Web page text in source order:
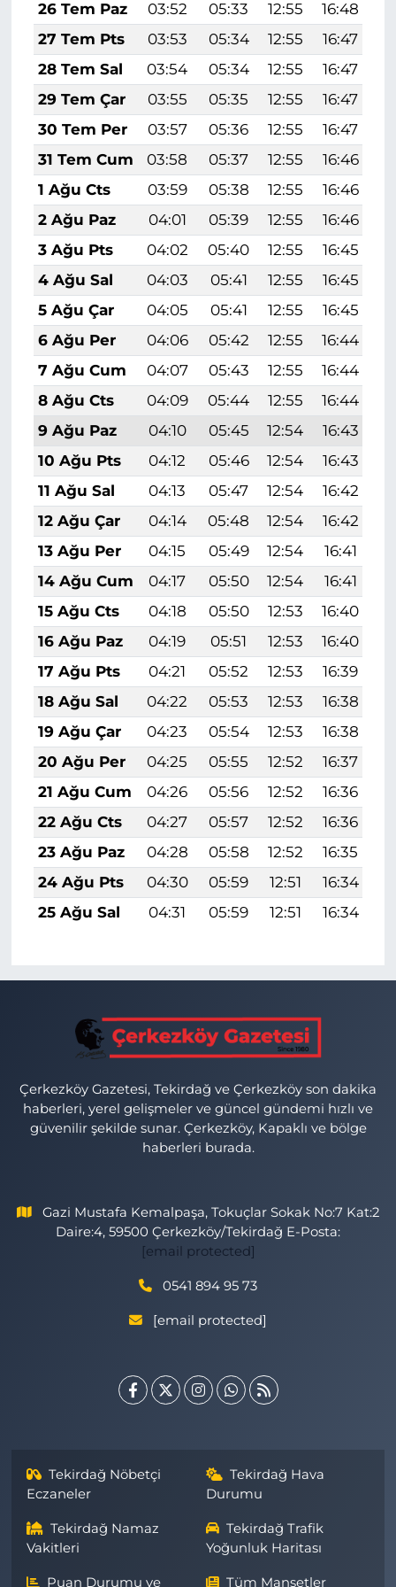
26 Tem Paz
03:52 05:33 12:55 16:48
27 Tem Pts
03:53 05:34 12:55 16:47
28 Tem Sal
03:54 05:34 12:55 16:47
29 Tem Çar
03:55 05:35 12:55 16:47
30 Tem Per
03:57 05:36 12:55 16:47
31 Tem Cum
03:58 05:37 12:55 16:46
1 Ağu Cts
03:59 05:38 12:55 16:46
2 Ağu Paz
04:01 05:39 12:55 16:46
3 Ağu Pts
04:02 05:40 12:55 16:45
4 Ağu Sal
04:03 05:41 12:55 16:45
5 Ağu Çar
04:05 05:41 12:55 16:45
6 Ağu Per
04:06 05:42 12:55 16:44
7 Ağu Cum
04:07 05:43 12:55 16:44
8 Ağu Cts
04:09 05:44 12:55 16:44
9 Ağu Paz
04:10 05:45 12:54 16:43
10 Ağu Pts
04:12 05:46 12:54 16:43
11 Ağu Sal
04:13 05:47 12:54 16:42
12 Ağu Çar
04:14 05:48 12:54 16:42
13 Ağu Per
04:15 05:49 12:54 16:41
14 Ağu Cum
04:17 05:50 12:54 16:41
15 Ağu Cts
04:18 05:50 12:53 16:40
16 Ağu Paz
04:19 05:51 12:53 16:40
17 Ağu Pts
04:21 05:52 12:53 16:39
18 Ağu Sal
04:22 05:53 12:53 16:38
19 Ağu Çar
04:23 05:54 12:53 16:38
20 Ağu Per
04:25 05:55 12:52 16:37
21 Ağu Cum
04:26 05:56 12:52 16:36
22 Ağu Cts
04:27 05:57 12:52 16:36
23 Ağu Paz
04:28 05:58 12:52 16:35
24 Ağu Pts
04:30 05:59 12:51 16:34
25 Ağu Sal
04:31 05:59 12:51 16:34
Çerkezköy Gazetesi, Tekirdağ ve Çerkezköy son dakika
haberleri, yerel gelişmeler ve güncel gündemi hızlı ve
güvenilir şekilde sunar. Çerkezköy, Kapaklı ve bölge
haberleri burada.
Gazi Mustafa Kemalpaşa, Tokuçlar Sokak No:7 Kat:2
Daire:4, 59500 Çerkezköy/Tekirdağ E-Posta:
[email protected]
0541 894 95 73
[email protected]
Tekirdağ Nöbetçi
Eczaneler
Tekirdağ Hava
Durumu
Tekirdağ Namaz
Vakitleri
Tekirdağ Trafik
Yoğunluk Haritası
Puan Durumu ve Tüm Manşetler